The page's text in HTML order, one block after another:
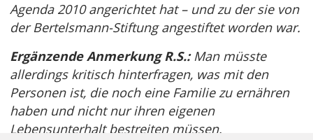
Agenda 2010 angerichtet hat – und zu der sie von
der Bertelsmann-Stiftung angestiftet worden war.
Ergänzende Anmerkung R.S.:Man müsste
allerdings kritisch hinterfragen, was mit den
Personen ist, die noch eine Familie zu ernähren
haben und nicht nur ihren eigenen
Lebensunterhalt bestreiten müssen.